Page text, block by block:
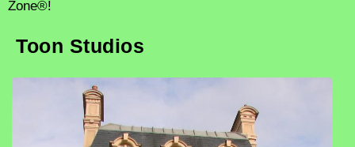
Zone®!
Toon Studios